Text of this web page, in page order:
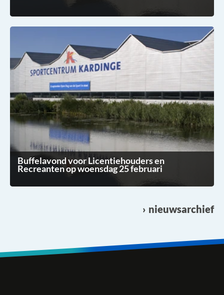
Buffelavond voor Licentiehouders en
Recreanten op woensdag 25 februari
nieuwsarchief